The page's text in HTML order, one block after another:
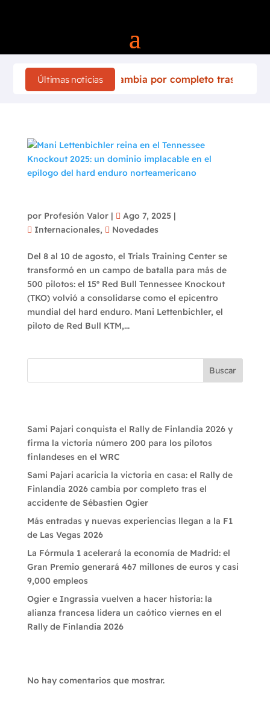
Últimas noticias
2026 cambia por completo tras el accidente
por Profesión Valor| Ago 7, 2025|
Internacionales, Novedades
Del 8 al 10 de agosto, el Trials Training Center se
transformó en un campo de batalla para más de
500 pilotos: el 15º Red Bull Tennessee Knockout
(TKO) volvió a consolidarse como el epicentro
mundial del hard enduro. Mani Lettenbichler, el
piloto de Red Bull KTM,...
Buscar
Sami Pajari conquista el Rally de Finlandia 2026 y
firma la victoria número 200 para los pilotos
finlandeses en el WRC
Sami Pajari acaricia la victoria en casa: el Rally de
Finlandia 2026 cambia por completo tras el
accidente de Sébastien Ogier
Más entradas y nuevas experiencias llegan a la F1
de Las Vegas 2026
La Fórmula 1 acelerará la economía de Madrid: el
Gran Premio generará 467 millones de euros y casi
9,000 empleos
Ogier e Ingrassia vuelven a hacer historia: la
alianza francesa lidera un caótico viernes en el
Rally de Finlandia 2026
No hay comentarios que mostrar.